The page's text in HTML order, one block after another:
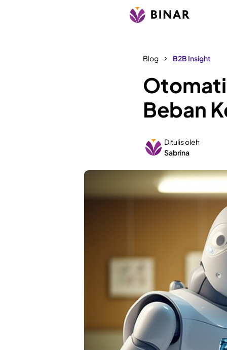
Blog B2B Insight
Beban
Ditulis oleh
Sabrina